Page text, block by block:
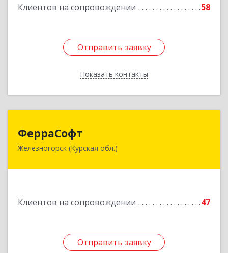
Клиентов на сопровождении 58
Отправить заявку
Показать контакты
Отправить заявку
Назад
ФерраСофт
Железногорск (Курская обл.)
Клиентов на сопровождении 47
Отправить заявку
307179, Курская обл, Железногорск г, Ленина ул,
Отправить заявку